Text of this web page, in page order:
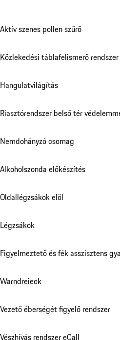
Aktív szenes pollen szűrő
Közlekedési táblafelismerő rendszer
Hangulatvilágítás
Riasztórendszer belső tér
Nemdohányzó csomag
Alkoholszonda előkészítés
Oldallégzsákok elöl
Légzsákok
Figyelmeztető és fék asszisztens
Warndreieck
Vezető éberségét figyelő rendszer
Vészhívás rendszer eCall